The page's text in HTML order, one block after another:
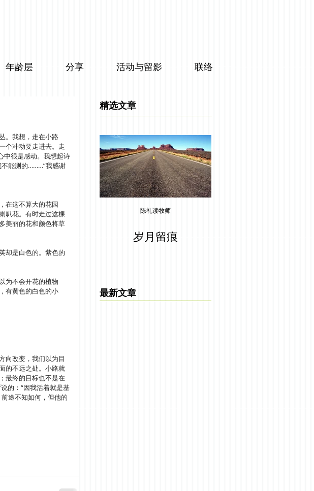
年龄层 分享 活动与留影 联络
。我想，走在小路
个冲动要走进去。走
中很是感动。我想起诗
不能测的………”我感谢
在这不算大的花园
叭花。有时走过这棵
美丽的花和颜色将草
却是白色的。紫色的
为不会开花的植物
有黄色的白色的小
向改变，我们以为目
的不远之处。小路就
最终的目标也不是在
的：“因我活着就是基
途不知如何，但他的
精选文章
岁月留痕
陈礼读牧师
最新文章